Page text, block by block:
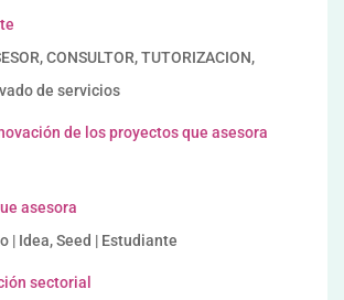
CONSULTOR, TUTORIZACION,
de servicios
de los proyectos que asesora
asesora
| Idea, Seed | Estudiante
sectorial